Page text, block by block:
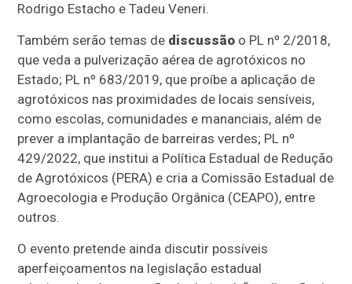
Rodrigo Estacho e Tadeu Veneri.
Também serão temas de discussão o PL nº 2/2018,
que veda a pulverização aérea de agrotóxicos no
Estado; PL nº 683/2019, que proíbe a aplicação de
agrotóxicos nas proximidades de locais sensíveis,
como escolas, comunidades e mananciais, além de
prever a implantação de barreiras verdes; PL nº
429/2022, que institui a Política Estadual de Redução
de Agrotóxicos (PERA) e cria a Comissão Estadual de
Agroecologia e Produção Orgânica (CEAPO), entre
outros.
O evento pretende ainda discutir possíveis
aperfeiçoamentos na legislação estadual